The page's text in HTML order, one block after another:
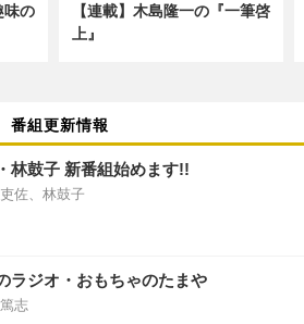
味の
【連載】木島隆一の『一筆啓
上』
番組更新情報
林鼓子 新番組始めます!!
佐、林鼓子
ラジオ・おもちゃのたまや
志